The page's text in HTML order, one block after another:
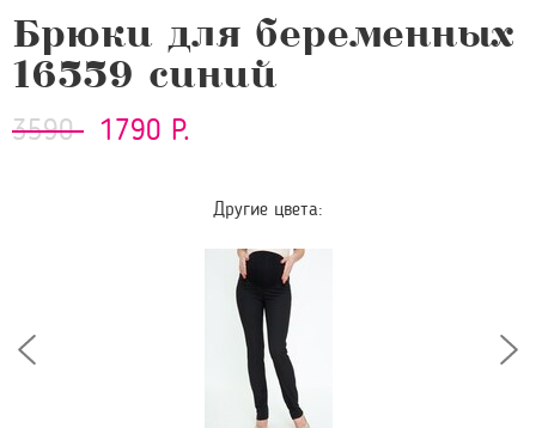
Брюки для беременных
16559 синий
3590 1790 Р.
Другие цвета: